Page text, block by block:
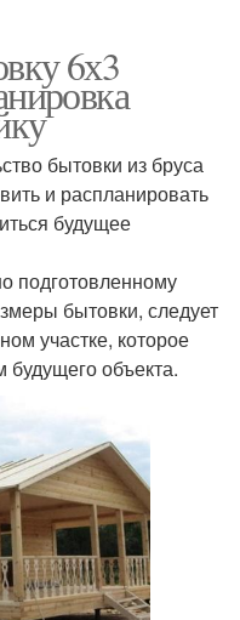
6х3
бытовки из бруса
и распланировать
будущее
подготовленному
бытовки, следует
участке, которое
будущего объекта.